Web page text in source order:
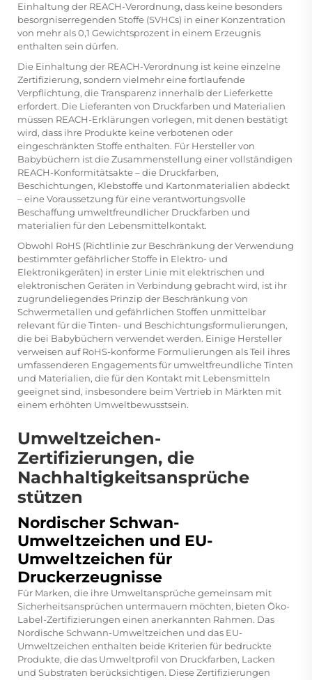
Einhaltung der REACH-Verordnung, dass keine besonders
besorgniserregenden Stoffe (SVHCs) in einer Konzentration
von mehr als 0,1 Gewichtsprozent in einem Erzeugnis
enthalten sein dürfen.
Die Einhaltung der REACH-Verordnung ist keine einzelne
Zertifizierung, sondern vielmehr eine fortlaufende
Verpflichtung, die Transparenz innerhalb der Lieferkette
erfordert. Die Lieferanten von Druckfarben und Materialien
müssen REACH-Erklärungen vorlegen, mit denen bestätigt
wird, dass ihre Produkte keine verbotenen oder
eingeschränkten Stoffe enthalten. Für Hersteller von
Babybüchern ist die Zusammenstellung einer vollständigen
REACH-Konformitätsakte – die Druckfarben,
Beschichtungen, Klebstoffe und Kartonmaterialien abdeckt
– eine Voraussetzung für eine verantwortungsvolle
Beschaffung umweltfreundlicher Druckfarben und
materialien für den Lebensmittelkontakt.
Obwohl RoHS (Richtlinie zur Beschränkung der Verwendung
bestimmter gefährlicher Stoffe in Elektro- und
Elektronikgeräten) in erster Linie mit elektrischen und
elektronischen Geräten in Verbindung gebracht wird, ist ihr
zugrundeliegendes Prinzip der Beschränkung von
Schwermetallen und gefährlichen Stoffen unmittelbar
relevant für die Tinten- und Beschichtungsformulierungen,
die bei Babybüchern verwendet werden. Einige Hersteller
verweisen auf RoHS-konforme Formulierungen als Teil ihres
umfassenderen Engagements für umweltfreundliche Tinten
und Materialien, die für den Kontakt mit Lebensmitteln
geeignet sind, insbesondere beim Vertrieb in Märkten mit
einem erhöhten Umweltbewusstsein.
Umweltzeichen-
Zertifizierungen, die
Nachhaltigkeitsansprüche
stützen
Nordischer Schwan-
Umweltzeichen und EU-
Umweltzeichen für
Druckerzeugnisse
Für Marken, die ihre Umweltansprüche gemeinsam mit
Sicherheitsansprüchen untermauern möchten, bieten Öko-
Label-Zertifizierungen einen anerkannten Rahmen. Das
Nordische Schwann-Umweltzeichen und das EU-
Umweltzeichen enthalten beide Kriterien für bedruckte
Produkte, die das Umweltprofil von Druckfarben, Lacken
und Substraten berücksichtigen. Diese Zertifizierungen